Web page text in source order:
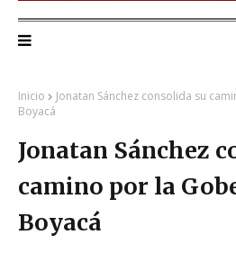
Inicio
Jonatan Sánchez consolida su
Boyacá
Jonatan Sánchez
camino por la
Boyacá